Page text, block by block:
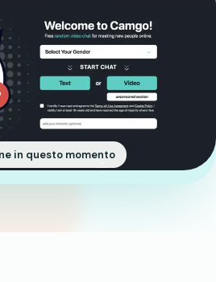
in questo momento